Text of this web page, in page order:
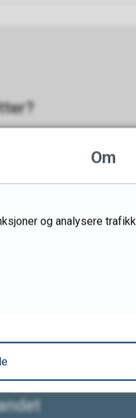
Om
og analysere